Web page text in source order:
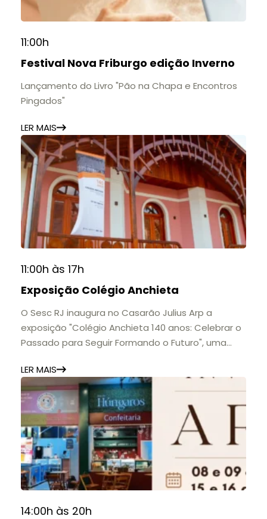
11:00h
Festival Nova Friburgo edição Inverno
Lançamento do Livro "Pão na Chapa e Encontros
Pingados"
LER MAIS
11:00h às 17h
Exposição Colégio Anchieta
O Sesc RJ inaugura no Casarão Julius Arp a
exposição "Colégio Anchieta 140 anos: Celebrar o
Passado para Seguir Formando o Futuro", uma
importantes instituições de ensino de Nova
Friburgo e do Brasil.
A mostra convida o público a conhecer o legado
do Colégio Anchieta por meio de documentos,
histórias e marcos que evidenciam sua
contribuição para a educação, a cultura e a
formação de gerações.
📍 Casarão Julius Arp
📅 Até 30 de setembro
LER MAIS
14:00h às 20h